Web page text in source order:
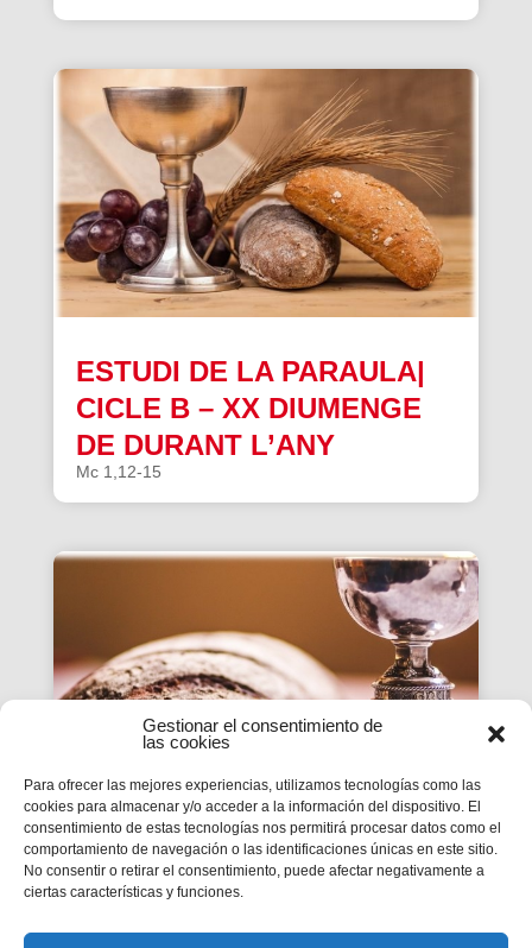
Gestionar el consentimiento de
las cookies
Para ofrecer las mejores experiencias, utilizamos tecnologías como las
cookies para almacenar y/o acceder a la información del dispositivo. El
consentimiento de estas tecnologías nos permitirá procesar datos como el
comportamiento de navegación o las identificaciones únicas en este sitio.
No consentir o retirar el consentimiento, puede afectar negativamente a
ciertas características y funciones.
ESTUDI DE LA PARAULA|
CICLE B – XX DIUMENGE
DE DURANT L’ANY
Mc 1,12-15
ESTUDI DE LA PARAULA|
CICLE B – XIX DIUMENGE
DE DURANT L’ANY